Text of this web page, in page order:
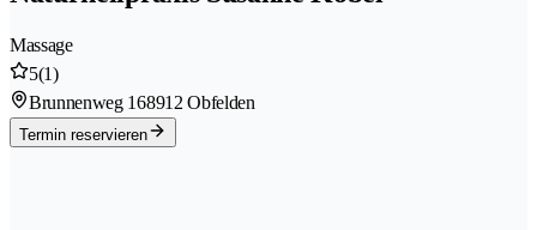
Massage
5(1)
Brunnenweg 168912 Obfelden
Termin reservieren